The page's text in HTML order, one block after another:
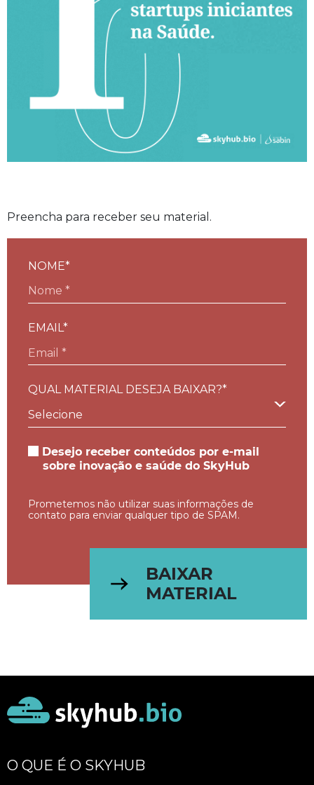
Preencha para receber seu material.
NOME*
EMAIL*
QUAL MATERIAL DESEJA BAIXAR?*
Desejo receber conteúdos por e-mail
sobre inovação e saúde do SkyHub
BAIXAR
MATERIAL
Prometemos não utilizar suas informações de
contato para enviar qualquer tipo de SPAM.
O QUE É O SKYHUB